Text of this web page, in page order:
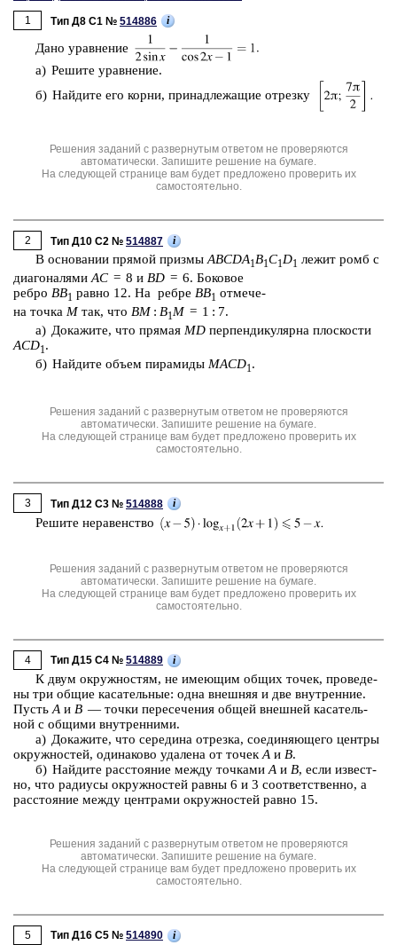
1
Тип Д8 C1 № 514886 i
Дано урав­не­ние
а) Ре­ши­те урав­не­ние.
б) Най­ди­те его корни, при­над­ле­жа­щие от­рез­ку
Решения заданий с развернутым ответом не проверяются
автоматически. Запишите решение на бумаге.
На следующей странице вам будет предложено проверить их
самостоятельно.
2 Тип Д10 C2 № 514887 i
В ос­но­ва­нии пря­мой приз­мыABCDA1B1C1D1 лежит ромб с
диа­го­на­ля­миАС = 8 и ВD = 6. Бо­ко­вое
ребро BB1 равно 12. На ребре BB1 от­ме­че­
на точка M так, что BM : B1M = 1 : 7.
а) До­ка­жи­те, что пря­мая MD пер­пен­ди­ку­ляр­на плос­ко­сти
АСD1.
б) Най­ди­те объем пи­ра­ми­ды MACD1.
Решения заданий с развернутым ответом не проверяются
автоматически. Запишите решение на бумаге.
На следующей странице вам будет предложено проверить их
самостоятельно.
3 Тип Д12 C3 № 514888 i
Ре­ши­те не­ра­вен­ство
Решения заданий с развернутым ответом не проверяются
автоматически. Запишите решение на бумаге.
На следующей странице вам будет предложено проверить их
самостоятельно.
4 Тип Д15 C4 № 514889 i
К двум окруж­но­стям, не име­ю­щим общих точек, про­ве­де­
ны три общие ка­са­тель­ные: одна внеш­няя и две внут­рен­ние.
Пусть А и В — точки пе­ре­се­че­ния общей внеш­ней ка­са­тель­
ной с об­щи­ми внут­рен­ни­ми.
а) До­ка­жи­те, что се­ре­ди­на от­рез­ка, со­еди­ня­ю­ще­го цен­тры
окруж­но­стей, оди­на­ко­во уда­ле­на от точек А и В.
б) Най­ди­те рас­сто­я­ние между точ­ка­ми А и В, если из­вест­
но, что ра­ди­у­сы окруж­но­стей равны 6 и 3 со­от­вет­ствен­но, а
рас­сто­я­ние между цен­тра­ми окруж­но­стей равно 15.
Решения заданий с развернутым ответом не проверяются
автоматически. Запишите решение на бумаге.
На следующей странице вам будет предложено проверить их
самостоятельно.
5 Тип Д16 C5 № 514890 i